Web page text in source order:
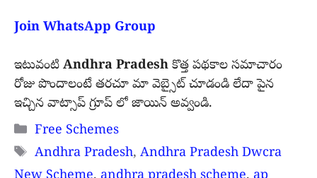
Join WhatsApp Group
ఇటువంటి Andhra Pradesh కొత్త పథకాల సమాచారం
రోజు పొందాలంటే తరచూ మా వెబ్సైట్ చూడండి లేదా పైన
ఇచ్చిన వాట్సాప్ గ్రూప్ లో జాయిన్ అవ్వండి.
Categories
Free Schemes
Tags
Andhra Pradesh, Andhra Pradesh Dwcra